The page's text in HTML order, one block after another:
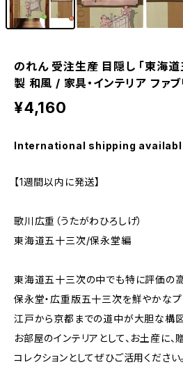
のれん 受注生産 目隠し 「東海
製 和風 / 家具・インテリア ファブ
¥4,160
International shipping
【1週間以内に発送】
歌川広重（うたがわひろしげ）
東海道五十三次/保永堂編
東海道五十三次の中でも特に評価の
保永堂・広重版五十三次を鮮やかなプ
江戸から京都までの道中が大胆な構
お部屋のインテリアとして、お土産に、
コレクションとしてぜひご活用ください。